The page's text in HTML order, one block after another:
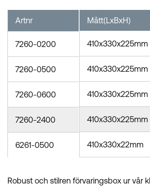
Mått(LxBxH)
410x330x225mm
410x330x225mm
410x330x225mm
410x330x225mm
410x330x22mm
Artnr
7260-0200
7260-0500
7260-0600
7260-2400
6261-0500
Robust och stilren förvaringsbox ur vår